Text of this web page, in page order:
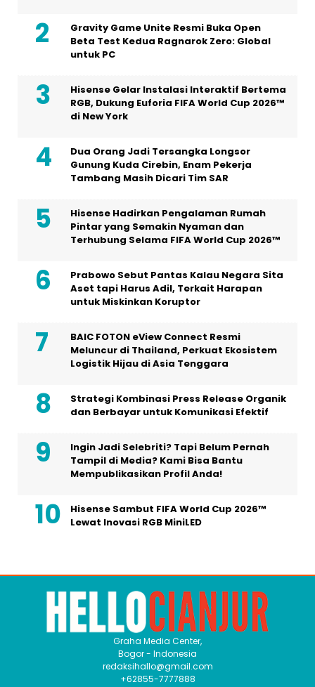
Gravity Game Unite Resmi Buka Open
Beta Test Kedua Ragnarok Zero: Global
untuk PC
Hisense Gelar Instalasi Interaktif Bertema
RGB, Dukung Euforia FIFA World Cup 2026™
di New York
Dua Orang Jadi Tersangka Longsor
Gunung Kuda Cirebin, Enam Pekerja
Tambang Masih Dicari Tim SAR
Hisense Hadirkan Pengalaman Rumah
Pintar yang Semakin Nyaman dan
Terhubung Selama FIFA World Cup 2026™
Prabowo Sebut Pantas Kalau Negara Sita
Aset tapi Harus Adil, Terkait Harapan
untuk Miskinkan Koruptor
BAIC FOTON eView Connect Resmi
Meluncur di Thailand, Perkuat Ekosistem
Logistik Hijau di Asia Tenggara
Strategi Kombinasi Press Release Organik
dan Berbayar untuk Komunikasi Efektif
Ingin Jadi Selebriti? Tapi Belum Pernah
Tampil di Media? Kami Bisa Bantu
Mempublikasikan Profil Anda!
Hisense Sambut FIFA World Cup 2026™
Lewat Inovasi RGB MiniLED
Graha Media Center,
Bogor - Indonesia
redaksihallo@gmail.com
+62855-7777888